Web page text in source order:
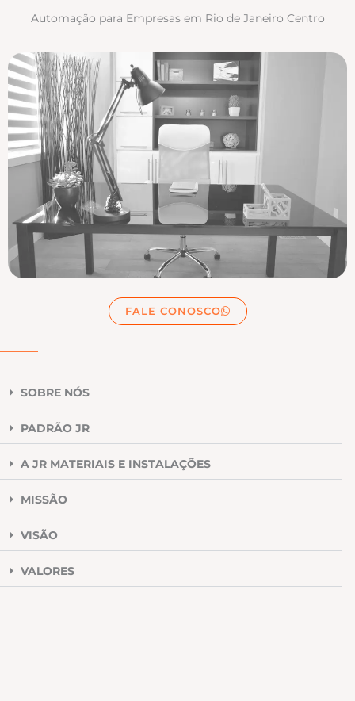
Automação para Empresas em Rio de Janeiro Centro
FALE CONOSCO
SOBRE NÓS
PADRÃO JR
A JR MATERIAIS E INSTALAÇÕES
MISSÃO
VISÃO
VALORES